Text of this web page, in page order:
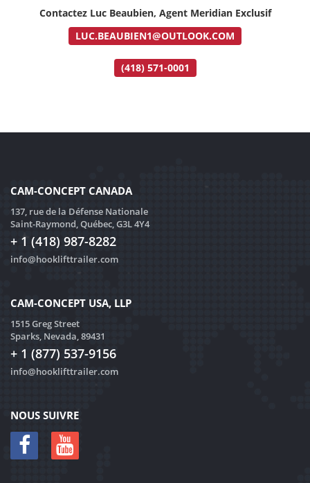
Contactez Luc Beaubien, Agent Meridian Exclusif
LUC.BEAUBIEN1@OUTLOOK.COM
(418) 571-0001
CAM-CONCEPT CANADA
137, rue de la Défense Nationale
Saint-Raymond, Québec, G3L 4Y4
+ 1 (418) 987-8282
info@hooklifttrailer.com
CAM-CONCEPT USA, LLP
1515 Greg Street
Sparks, Nevada, 89431
+ 1 (877) 537-9156
info@hooklifttrailer.com
NOUS SUIVRE